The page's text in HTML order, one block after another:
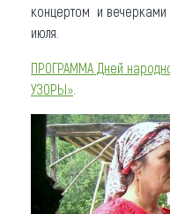
концертом и вечерками
июля.
ПРОГРАММА Дней
УЗОРЫ»